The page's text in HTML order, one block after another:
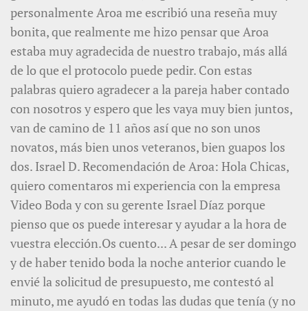
personalmente Aroa me escribió una reseña muy
bonita, que realmente me hizo pensar que Aroa
estaba muy agradecida de nuestro trabajo, más allá
de lo que el protocolo puede pedir. Con estas
palabras quiero agradecer a la pareja haber contado
con nosotros y espero que les vaya muy bien juntos,
van de camino de 11 años así que no son unos
novatos, más bien unos veteranos, bien guapos los
dos. Israel D. Recomendación de Aroa: Hola Chicas,
quiero comentaros mi experiencia con la empresa
Video Boda y con su gerente Israel Díaz porque
pienso que os puede interesar y ayudar a la hora de
vuestra elección.Os cuento... A pesar de ser domingo
y de haber tenido boda la noche anterior cuando le
envié la solicitud de presupuesto, me contestó al
minuto, me ayudó en todas las dudas que tenía (y no